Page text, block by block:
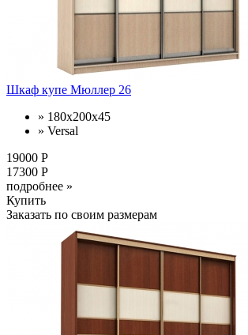
Шкаф купе Мюллер 26
» 180х200х45
» Versal
19000 Р
17300 Р
подробнее »
Купить
Заказать по своим размерам